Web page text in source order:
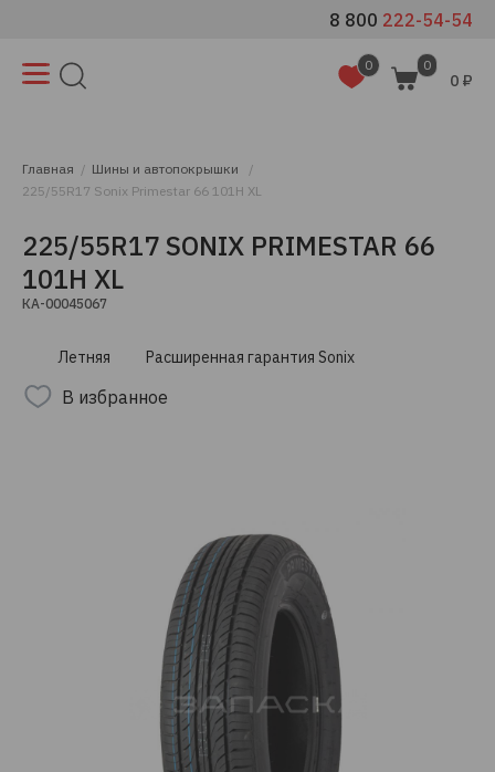
8 800 222-54-54
0 0
0 ₽
Главная
Шины и автопокрышки
225/55R17 Sonix Primestar 66 101H XL
225/55R17 SONIX PRIMESTAR 66
101H XL
КА-00045067
Летняя Расширенная гарантия Sonix
В избранное